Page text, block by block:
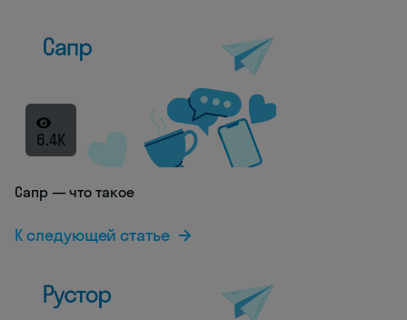
6.4K
Сапр — что такое
К следующей статье